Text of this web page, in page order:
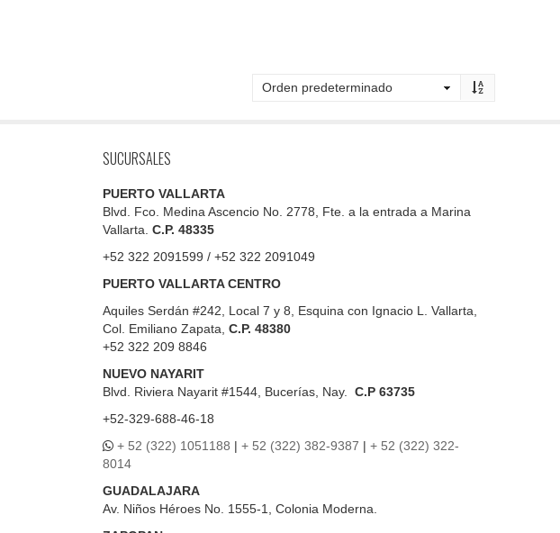
SUCURSALES
PUERTO VALLARTA
Blvd. Fco. Medina Ascencio No. 2778, Fte. a la entrada a Marina
Vallarta. C.P. 48335
+52 322 2091599 / +52 322 2091049
PUERTO VALLARTA CENTRO
Aquiles Serdán #242, Local 7 y 8, Esquina con Ignacio L. Vallarta,
Col. Emiliano Zapata, C.P. 48380
+52 322 209 8846
NUEVO NAYARIT
Blvd.
Riviera Nayarit #1544, Bucerías, Nay. C.P 63735
+52-329-688-46-18
+ 52 (322) 1051188 | + 52 (322) 382-9387 | + 52 (322) 322-
8014
GUADALAJARA
Av. Niños Héroes No. 1555-1, Colonia Moderna.